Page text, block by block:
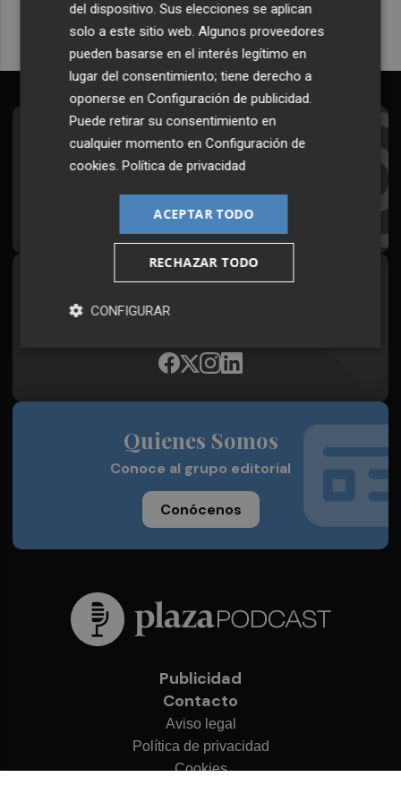
Suscríbete al Boletín
Todos los días a primera hora en tu email
¡Quiero suscribirme!
Síguenos en redes
Plaza Podcast, desde cualquier medio
Quienes Somos
Conoce al grupo editorial
Conócenos
Publicidad
Contacto
Aviso legal
Política de privacidad
Cookies
del dispositivo. Sus elecciones se aplican
solo a este sitio web. Algunos proveedores
pueden basarse en el interés legítimo en
lugar del consentimiento; tiene derecho a
oponerse enConfiguración de publicidad.
Puede retirar su consentimiento en
cualquier momento enConfiguración de
cookies.Política de privacidad
ACEPTAR TODO
RECHAZAR TODO
CONFIGURAR